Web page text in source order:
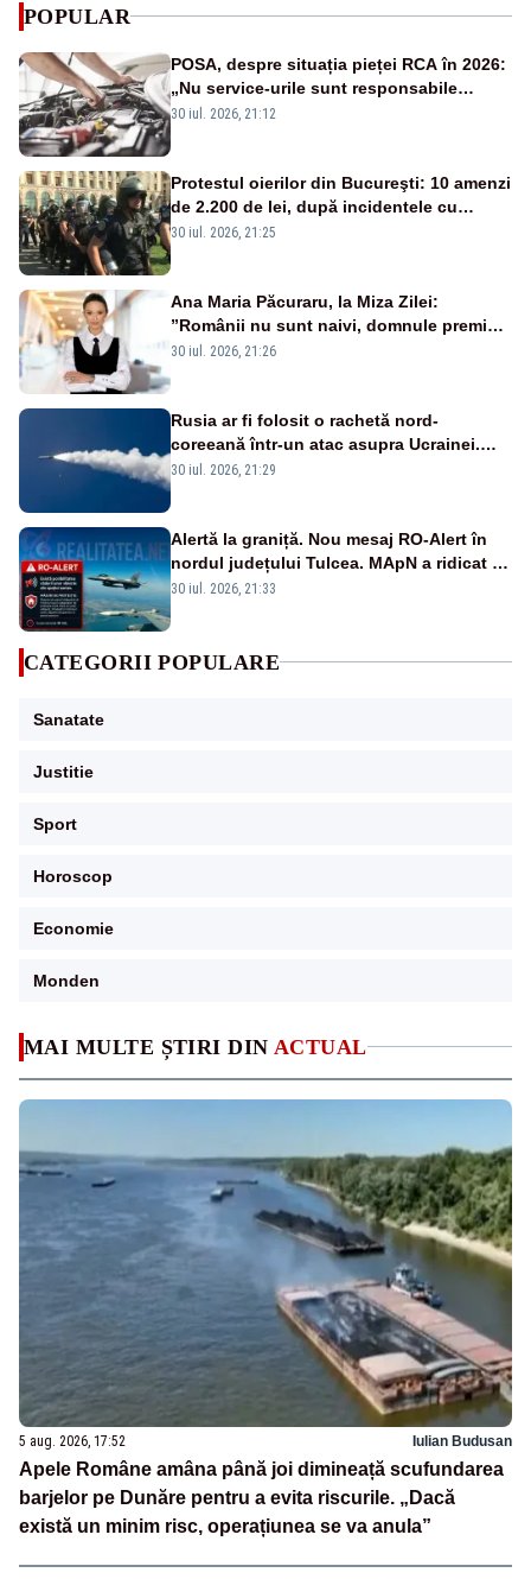
MAI MULTE ȘTIRI DIN ACTUAL
5 aug. 2026, 17:52 Iulian Budusan
Apele Române amâna până joi dimineață scufundarea
barjelor pe Dunăre pentru a evita riscurile. „Dacă
există un minim risc, operațiunea se va anula”
POPULAR
POSA, despre situația pieței RCA în 2026:
„Nu service-urile sunt responsabile
pentru scumpirea polițelor”
30 iul. 2026, 21:12
Protestul oierilor din Bucureşti: 10 amenzi
de 2.200 de lei, după incidentele cu
jandarmii
30 iul. 2026, 21:25
Ana Maria Păcuraru, la Miza Zilei:
”Românii nu sunt naivi, domnule premier
Bolojan”
30 iul. 2026, 21:26
Rusia ar fi folosit o rachetă nord-
coreeană într-un atac asupra Ucrainei.
Este pentru prima dată în acest an
30 iul. 2026, 21:29
Alertă la graniță. Nou mesaj RO-Alert în
nordul județului Tulcea. MApN a ridicat de
la sol două avioane F-16
30 iul. 2026, 21:33
CATEGORII POPULARE
Sanatate
Justitie
Sport
Horoscop
Economie
Monden